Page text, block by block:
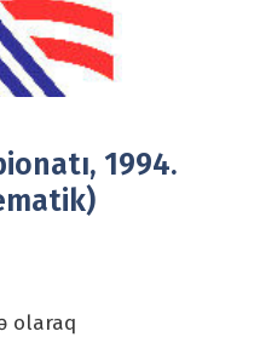
1994.
olaraq